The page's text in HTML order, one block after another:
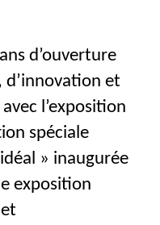
d’ouverture
d’innovation et
l’exposition
spéciale
» inaugurée
exposition